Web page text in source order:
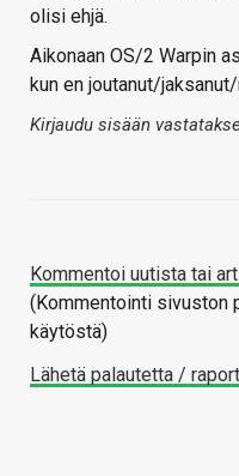
olisi ehjä.
Aikonaan OS/2 Warpin
kun en joutanut/
Kirjaudu sisään
Kommentoi uutista tai
(Kommentointi sivuston
käytöstä)
Lähetä palautetta /